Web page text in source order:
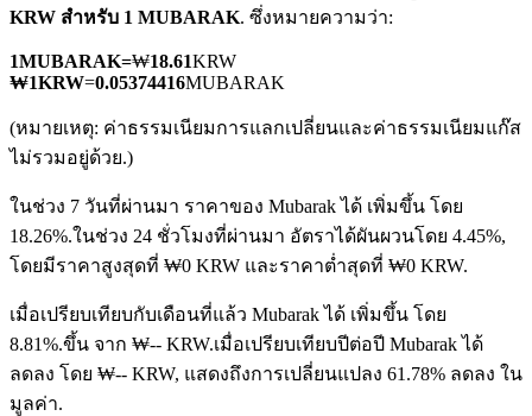
ฟิวเจอร์ส USDC
ฟิวเจอร์สที่ใช้ USDC เป็นหลักประกัน
KRW สำหรับ 1 MUBARAK. ซึ่งหมายความว่า:
1MUBARAK=₩18.61KRW
₩1KRW=0.05374416MUBARAK
(หมายเหตุ: ค่าธรรมเนียมการแลกเปลี่ยนและค่าธรรมเนียมแก๊ส
ไม่รวมอยู่ด้วย.)
ในช่วง 7 วันที่ผ่านมา ราคาของ Mubarak ได้ เพิ่มขึ้น โดย
18.26%.ในช่วง 24 ชั่วโมงที่ผ่านมา อัตราได้ผันผวนโดย 4.45%,
โดยมีราคาสูงสุดที่ ₩0 KRW และราคาต่ำสุดที่ ₩0 KRW.
เมื่อเปรียบเทียบกับเดือนที่แล้ว Mubarak ได้ เพิ่มขึ้น โดย
8.81%.ขึ้น จาก ₩-- KRW.เมื่อเปรียบเทียบปีต่อปี Mubarak ได้
ลดลง โดย ₩-- KRW, แสดงถึงการเปลี่ยนแปลง 61.78% ลดลง ใน
มูลค่า.